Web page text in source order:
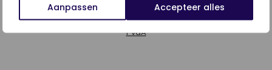
Aanpassen Accepteer alles
Politieke partij PvdA past het principe van wederkerigheid
toe door rozen uit te delen rond verkiezingstijd. Afbeelding:
PvdA